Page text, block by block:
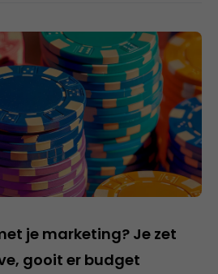
je marketing? Je zet
gooit er budget